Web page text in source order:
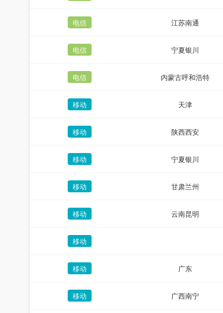
电信 江苏南通
电信 宁夏银川
电信 内蒙古呼和浩特
移动 天津
移动 陕西西安
移动 宁夏银川
移动 甘肃兰州
移动 云南昆明
移动
移动 广东
移动 广西南宁